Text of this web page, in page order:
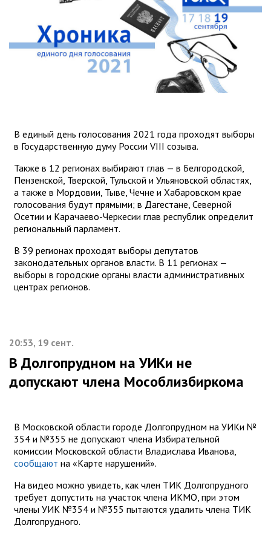
В единый день голосования 2021 года проходят выборы
в Государственную думу России VIII созыва.
Также в 12 регионах выбирают глав — в Белгородской,
Пензенской, Тверской, Тульской и Ульяновской областях,
а также в Мордовии, Тыве, Чечне и Хабаровском крае
голосования будут прямыми; в Дагестане, Северной
Осетии и Карачаево-Черкесии глав республик определит
региональный парламент.
В 39 регионах проходят выборы депутатов
законодательных органов власти. В 11 регионах —
выборы в городские органы власти административных
центрах регионов.
20:53, 19 сент.
В Долгопрудном на УИКи не
допускают члена Мособлизбиркома
В Московской области городе Долгопрудном на УИКи №
354 и №355 не допускают члена Избирательной
комиссии Московской области Владислава Иванова,
сообщают на «Карте нарушений».
На видео можно увидеть, как член ТИК Долгопрудного
требует допустить на участок члена ИКМО, при этом
члены УИК №354 и №355 пытаются удалить члена ТИК
Долгопрудного.